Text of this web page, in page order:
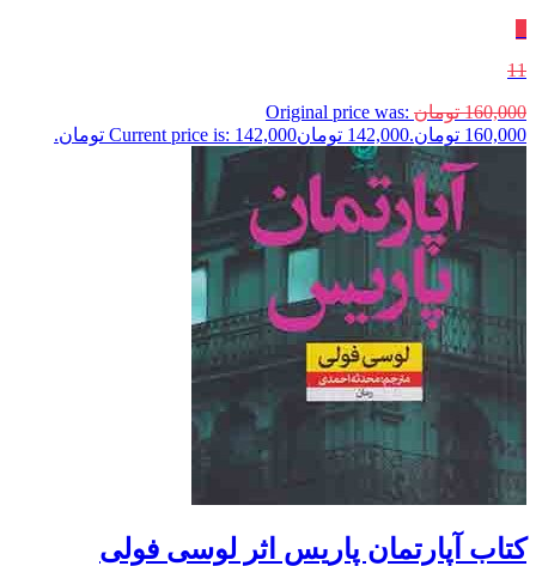
11
160,000 تومان Original price was:
160,000 تومان.
142,000 تومانCurrent price is: 142,000 تومان.
کتاب آپارتمان پاریس اثر لوسی فولی